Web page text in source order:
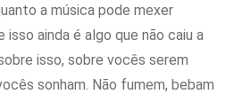
a música pode mexer
ainda é algo que não caiu a
isso, sobre vocês serem
sonham. Não fumem, bebam